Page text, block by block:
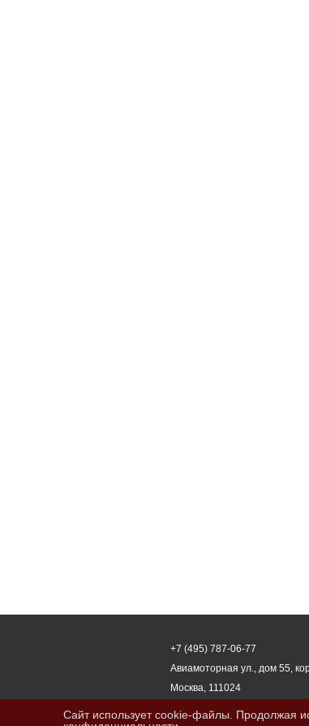
+7 (495) 787-06-77
Авиамоторная ул., дом 55,
Москва, 111024
Сайт использует cookie-файлы. Продолжая